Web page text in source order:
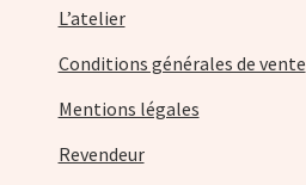
L’atelier
Conditions générales de vente
Mentions légales
Revendeur